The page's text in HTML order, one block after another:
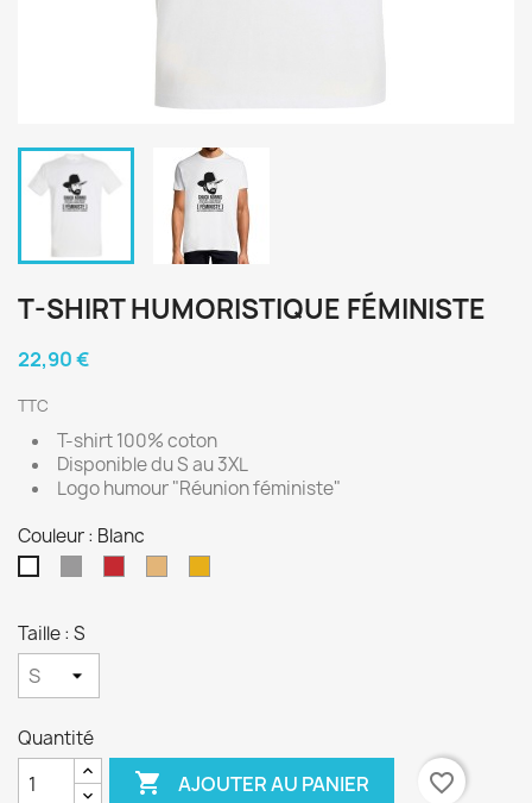
T-SHIRT HUMORISTIQUE FÉMINISTE
22,90 €
TTC
T-shirt 100% coton
Disponible du S au 3XL
Logo humour "Réunion féministe"
Couleur : Blanc
Taille : S
Quantité
 AJOUTER AU PANIER favorite_border